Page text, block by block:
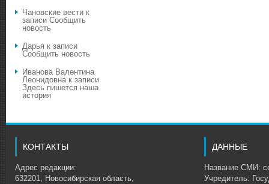
Чановские вести к
записи Сообщить
новость
Дарья к записи
Сообщить новость
Иванова Валентина
Леонидовнак записи
Здесь пишется наша
история
КОНТАКТЫ
Адрес редакции:
632201, Новосибирская область,
ДАННЫЕ
Название СМИ:
Учредитель: